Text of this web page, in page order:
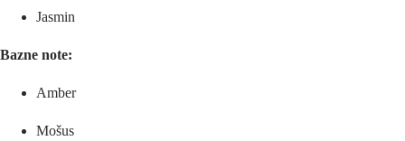
Jasmin
Bazne note:
Amber
Mošus